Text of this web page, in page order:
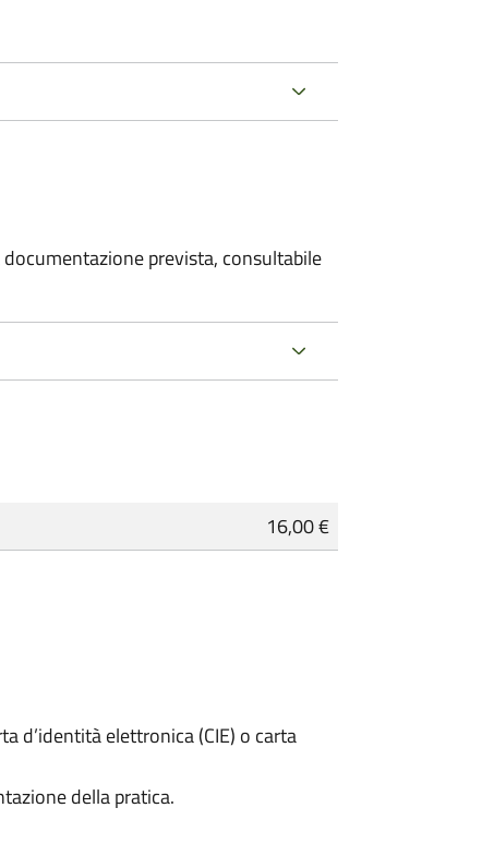
prevista, consultabile
16,00 €
d’identità elettronica (CIE) o carta
della pratica.